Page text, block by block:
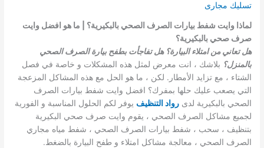
تسليك مجارى
لماذا وايت شفط بيارات الصرف الصحي بالبكيرية؟ | ما هو افضل وايت
صرف صحي بالبكيرية؟
هل تعاني من امتلاء البيارة؟ هل تفاجأت بطفح بيارة الصرف الصحي
بالمنزل؟ بلاشك ، انت معرض لمثل هذه المشكلات و خاصة في فصل
الشتاء ، مع تزايد الأمطار. لكن ، ما هو الحل مع هذه المشاكل المزعجة
التي يصعب عليك حلها بمفرك؟ افضل وايت شفط بيارات الصرف
الصحي بالبكيرية لدىرواد التنظيف يوفر لكم الحلول المناسبة و الفورية
لجميع مشاكل الصرف الصحي ، يقوم وايت صرف صحي البكيرية
بتنظيف ، سحب ، شفط بيارات الصرف الصحي ، شفط مياه مجاري
الصرف الصحي ، معالجة مشاكل امتلاء و طفح البيارة بالضغط.